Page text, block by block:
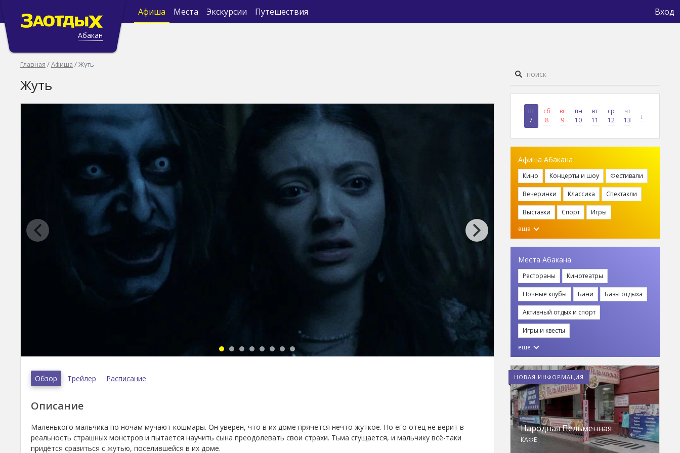
Абакан
Афиша Места Экскурсии Путешествия Вход
Главная Афиша Жуть
Жуть
Обзор Трейлер Расписание
Описание
Маленького мальчика по ночам мучают кошмары. Он уверен, что в их доме прячется нечто жуткое. Но его отец не верит в
реальность страшных монстров и пытается научить сына преодолевать свои страхи. Тьма сгущается, и мальчику всё-таки
придётся сразиться с жутью, поселившейся в их доме.
пт
7
сб
8
вс
9
пн
10
вт
11
ср
12
чт
13
↓
Афиша Абакана
Кино Концерты и шоу Фестивали
Вечеринки Классика Спектакли
Выставки Спорт
Игры
еще
Места Абакана
Рестораны Кинотеатры
Ночные клубы Бани Базы отдыха
Активный отдых и спорт
Игры и квесты
еще
НОВАЯ ИНФОРМАЦИЯ
Woody Woo
КАЛЬЯН-БАР
Народная Пельменная
Н.Г.Булакина